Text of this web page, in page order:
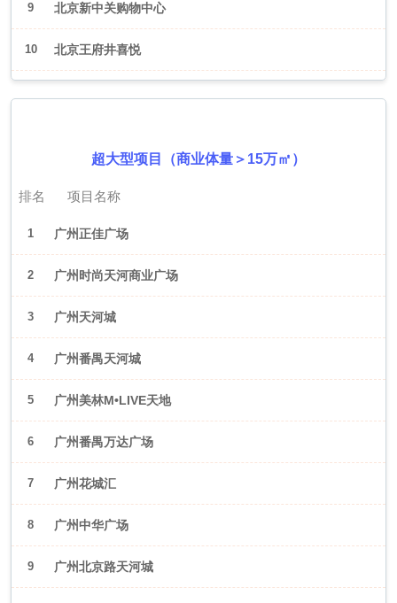
9 北京新中关购物中心
10 北京王府井喜悦
超大型项目（商业体量＞15万㎡）
排名 项目名称
1 广州正佳广场
2 广州时尚天河商业广场
3 广州天河城
4 广州番禺天河城
5 广州美林M•LIVE天地
6 广州番禺万达广场
7 广州花城汇
8 广州中华广场
9 广州北京路天河城